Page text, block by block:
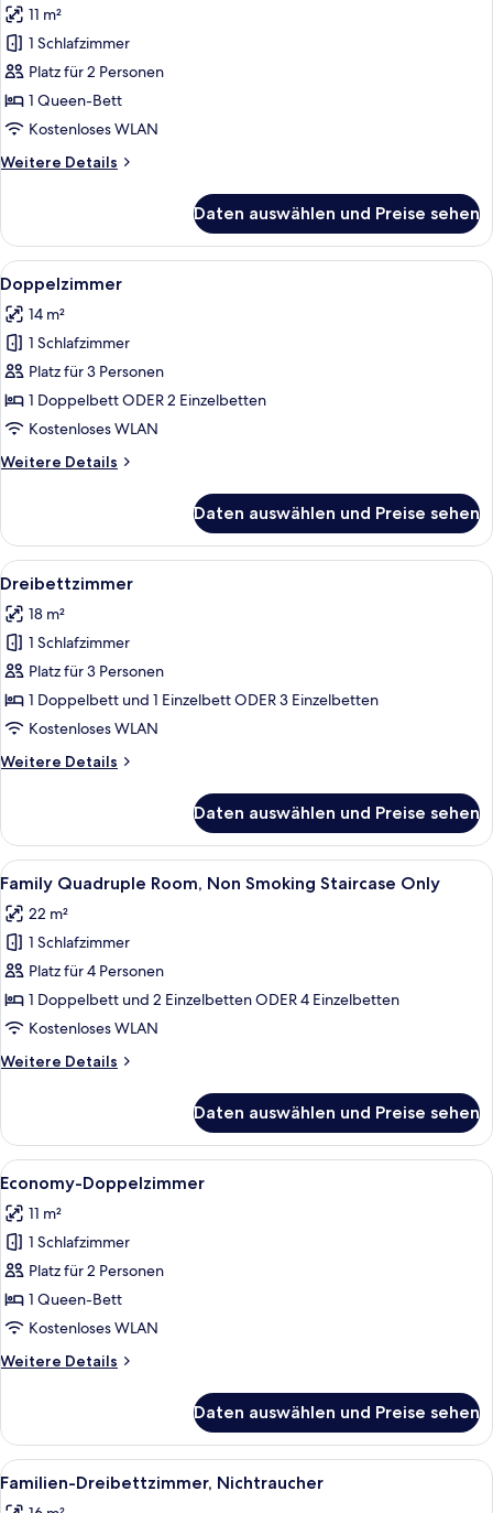
access
only)
anzeigen
City
View,
Tower
(stair
access
only)
für
Einzelzimmer
anzeigen
11 m²
1 Schlafzimmer
Platz für 2 Personen
1 Queen-Bett
Kostenloses WLAN
Weitere Details
Weitere
Daten auswählen und Preise sehen
Alle
Fotos
für
Doppelzimmer
anzeigen
Ein Hotelzimmer mit einem Bett,
2
Doppelzimmer
14 m²
1 Schlafzimmer
Platz für 3 Personen
1 Doppelbett ODER 2 Einzelbetten
Kostenloses WLAN
Weitere Details
Weitere
Daten auswählen und Preise sehen
Alle
Fotos
für
Dreibettzimmer
anzeigen
Ein Hotelzimmer mit zwei Betten,
2
Dreibettzimmer
18 m²
1 Schlafzimmer
Platz für 3 Personen
1 Doppelbett und 1 Einzelbett ODER 3 Einzelbetten
Kostenloses WLAN
Weitere Details
Weitere
Daten auswählen und Preise sehen
Alle
Fotos
für
Family
Quadruple
Room,
Non
Staircase
Ein Hotelzimmer mit zwei Betten,
4
Family Quadruple Room, Non Smoking Staircase Only
22 m²
1 Schlafzimmer
Platz für 4 Personen
1 Doppelbett und 2 Einzelbetten ODER 4 Einzelbetten
Kostenloses WLAN
Weitere Details
Weitere
Quadruple
Room,
Non
Staircase
Only
Daten auswählen und Preise sehen
Alle
Fotos
für
Economy-
Doppelzimmer
anzeigen
Ein Hotelzimmer mit einem großen
5
Economy-Doppelzimmer
11 m²
1 Schlafzimmer
Platz für 2 Personen
1 Queen-Bett
Kostenloses WLAN
Weitere Details
Weitere
Doppelzimmer
Daten auswählen und Preise sehen
Alle
Fotos
Ein Hotelzimmer mit einem großen
3
Familien-Dreibettzimmer, Nichtraucher